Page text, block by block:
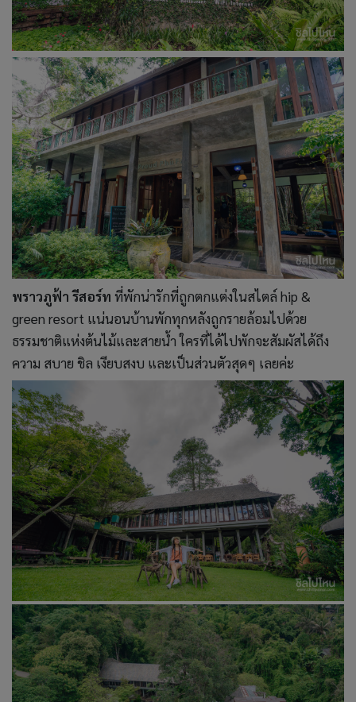
พราวภูฟ้า รีสอร์ท ที่พักน่ารักที่ถูกตกแต่งในสไตล์ hip &
green resort แน่นอนบ้านพักทุกหลังถูกรายล้อมไปด้วย
ธรรมชาติแห่งต้นไม้และสายน้ำ ใครที่ได้ไปพักจะสัมผัสได้ถึง
ความ สบาย ชิล เงียบสงบ และเป็นส่วนตัวสุดๆ เลยค่ะ